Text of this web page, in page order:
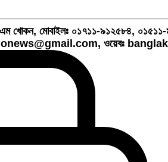
খোকন, মোবাইলঃ ০১৭১১-৯১২৫৮৪,
ওয়েবঃ